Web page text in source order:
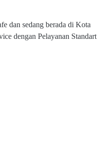
dan sedang berada di Kota
dengan Pelayanan Standart